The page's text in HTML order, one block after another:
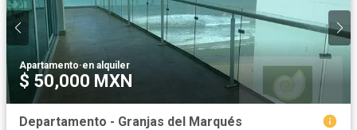
Apartamento·en alquiler
$ 50,000 MXN
Departamento - Granjas del Marqués